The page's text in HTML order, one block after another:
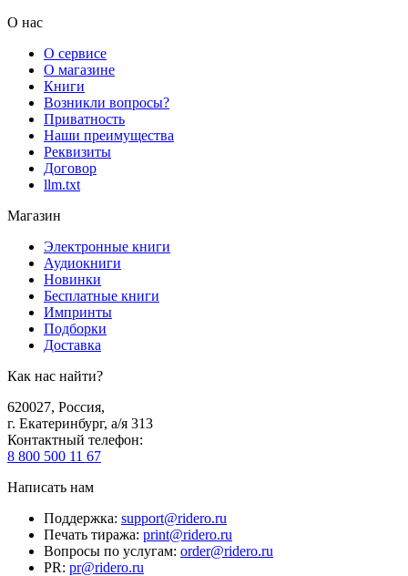
О нас
О сервисе
О магазине
Книги
Возникли вопросы?
Приватность
Наши преимущества
Реквизиты
Договор
llm.txt
Магазин
Электронные книги
Аудиокниги
Новинки
Бесплатные книги
Импринты
Подборки
Доставка
Как нас найти?
620027, Россия,
г. Екатеринбург, а/я 313
Контактный телефон:
8 800 500 11 67
Написать нам
Поддержка: support@ridero.ru
Печать тиража: print@ridero.ru
Вопросы по услугам: order@ridero.ru
PR: pr@ridero.ru